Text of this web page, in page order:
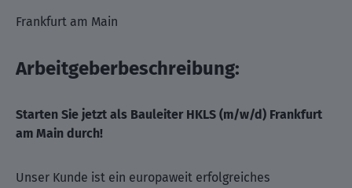
Frankfurt am Main
Arbeitgeberbeschreibung:
Starten Sie jetzt als Bauleiter HKLS (m/w/d) Frankfurt
am Main durch!
Unser Kunde ist ein europaweit erfolgreiches